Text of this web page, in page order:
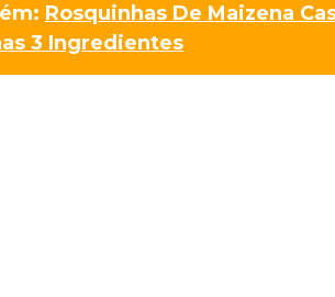
Rosquinhas De Maizena
3 Ingredientes